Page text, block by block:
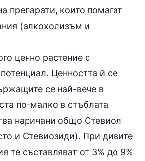
препарати, които помагат
(алкохолизъм и
ценно растение с
Ценността й се
се най-вече в
по-малко в стъблата
наричани общо Стевиол
и Стевиозиди). При дивите
те съставляват от 3% до 9%